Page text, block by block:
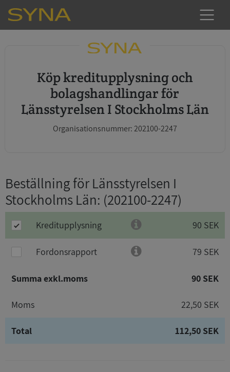
Köp kreditupplysning och
bolagshandlingar för
Länsstyrelsen I Stockholms Län
Organisationsnummer: 202100-2247
Beställning för Länsstyrelsen I
Stockholms Län: (202100-2247)
Kreditupplysning 90 SEK
Fordonsrapport 79 SEK
Summa exkl.moms 90 SEK
Moms 22,50 SEK
Total 112,50 SEK